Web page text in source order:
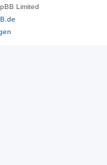
Limited